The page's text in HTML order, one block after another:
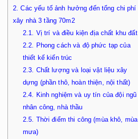
2. Các yếu tố ảnh hưởng đến tổng chi phí
xây nhà 3 tầng 70m2
2.1.
Vị trí và điều kiện địa chất khu đất
2.2.
Phong cách và độ phức tạp của
thiết kế kiến trúc
2.3. Chất lượng và loại vật liệu xây
dựng (phần thô, hoàn thiện, nội thất)
2.4.
Kinh nghiệm và uy tín của đội ngũ
nhân công, nhà thầu
2.5. Thời điểm thi công (mùa khô, mùa
mưa)